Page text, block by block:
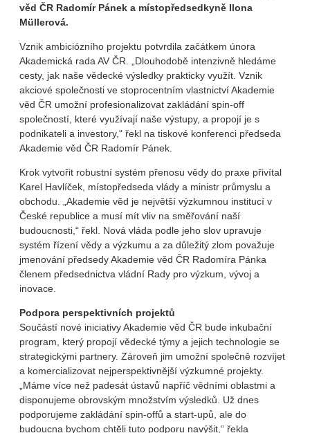
věd ČR Radomír Pánek a místopředsedkyně Ilona
Müllerová.
Vznik ambiciózního projektu potvrdila začátkem února
Akademická rada AV ČR. „Dlouhodobě intenzivně hledáme
cesty, jak naše vědecké výsledky prakticky využít. Vznik
akciové společnosti ve stoprocentním vlastnictví Akademie
věd ČR umožní profesionalizovat zakládání spin-off
společností, které využívají naše výstupy, a propojí je s
podnikateli a investory,“ řekl na tiskové konferenci předseda
Akademie věd ČR Radomír Pánek.
Krok vytvořit robustní systém přenosu vědy do praxe přivítal
Karel Havlíček, místopředseda vlády a ministr průmyslu a
obchodu. „Akademie věd je největší výzkumnou institucí v
České republice a musí mít vliv na směřování naší
budoucnosti,“ řekl. Nová vláda podle jeho slov upravuje
systém řízení vědy a výzkumu a za důležitý zlom považuje
jmenování předsedy Akademie věd ČR Radomíra Pánka
členem předsednictva vládní Rady pro výzkum, vývoj a
inovace.
Podpora perspektivních projektů
Součástí nové iniciativy Akademie věd ČR bude inkubační
program, který propojí vědecké týmy a jejich technologie se
strategickými partnery. Zároveň jim umožní společně rozvíjet
a komercializovat nejperspektivnější výzkumné projekty.
„Máme více než padesát ústavů napříč vědními oblastmi a
disponujeme obrovským množstvím výsledků. Už dnes
podporujeme zakládání spin-offů a start-upů, ale do
budoucna bychom chtěli tuto podporu navýšit,“ řekla